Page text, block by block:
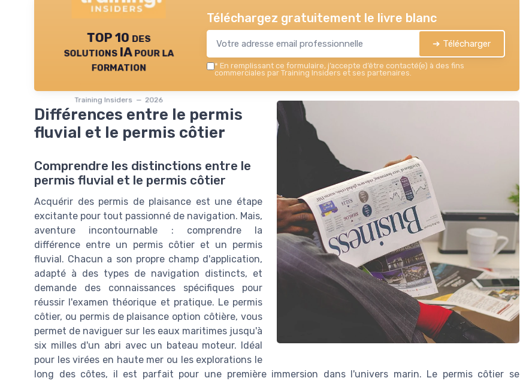
TOP 10 des
solutions IA pour la
formation
Training Insiders — 2026
Téléchargez gratuitement le livre blanc
➔ Télécharger
* En remplissant ce formulaire, j’accepte d’être contacté(e) à des fins
commerciales par Training Insiders et ses partenaires.
Différences entre le permis
fluvial et le permis côtier
Comprendre les distinctions entre le
permis fluvial et le permis côtier
Acquérir des permis de plaisance est une étape
excitante pour tout passionné de navigation. Mais,
aventure incontournable : comprendre la
différence entre un permis côtier et un permis
fluvial. Chacun a son propre champ d'application,
adapté à des types de navigation distincts, et
demande des connaissances spécifiques pour
réussir l'examen théorique et pratique. Le permis
côtier, ou permis de plaisance option côtière, vous
permet de naviguer sur les eaux maritimes jusqu'à
six milles d'un abri avec un bateau moteur. Idéal
pour les virées en haute mer ou les explorations le
long des côtes, il est parfait pour une première immersion dans l'univers marin. Le permis côtier se